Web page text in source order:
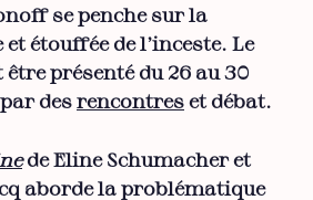
se penche sur la
étouffée de l’inceste. Le
présenté du 26 au 30
des rencontres et débat.
de Eline Schumacher et
aborde la problématique